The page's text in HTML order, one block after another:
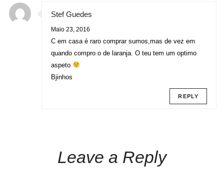
Stef Guedes
Maio 23, 2016
C em casa é raro comprar sumos,mas de vez em
quando compro o de laranja. O teu tem um optimo
aspeto
Bjinhos
REPLY
Leave a Reply